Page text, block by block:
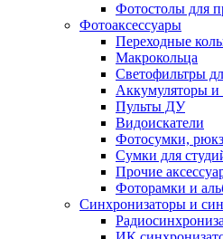
Фотостолы для
Фотоаксессуары
Переходные
Макрокольца
Светофильтры
Аккумуляторы и
Пульты ДУ
Видоискатели
Фотосумки,
Сумки для
Прочие
Фоторамки и
Синхронизаторы и